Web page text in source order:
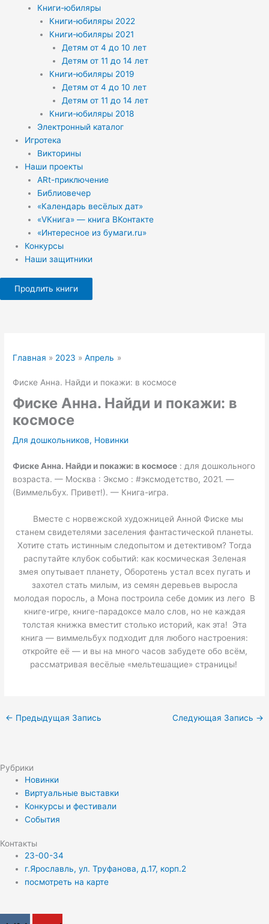
Книги-юбиляры
Книги-юбиляры 2022
Книги-юбиляры 2021
Детям от 4 до 10 лет
Детям от 11 до 14 лет
Книги-юбиляры 2019
Детям от 4 до 10 лет
Детям от 11 до 14 лет
Книги-юбиляры 2018
Электронный каталог
Игротека
Викторины
Наши проекты
ARt-приключение
Библиовечер
«Календарь весёлых дат»
«VКнига» — книга ВКонтакте
«Интересное из бумаги.ru»
Конкурсы
Наши защитники
Продлить книги
Главная 2023 Апрель
Фиске Анна. Найди и покажи: в космосе
Фиске Анна. Найди и покажи: в
космосе
Для дошкольников, Новинки
Фиске Анна. Найди и покажи: в космосе : для дошкольного
возраста. — Москва : Эксмо : #эксмодетство, 2021. —
(Виммельбух. Привет!). — Книга-игра.
Вместе с норвежской художницей Анной Фиске мы
станем свидетелями заселения фантастической планеты.
Хотите стать истинным следопытом и детективом? Тогда
распутайте клубок событий: как космическая Зеленая
змея опутывает планету, Оборотень устал всех пугать и
захотел стать милым, из семян деревьев выросла
молодая поросль, а Мона построила себе домик из лего В
книге-игре, книге-парадоксе мало слов, но не каждая
толстая книжка вместит столько историй, как эта! Эта
книга — виммельбух подходит для любого настроения:
откройте её — и вы на много часов забудете обо всём,
рассматривая весёлые «мельтешащие» страницы!
← Предыдущая Запись Следующая Запись →
Рубрики
Новинки
Виртуальные выставки
Конкурсы и фестивали
События
Контакты
23-00-34
г.Ярославль, ул. Труфанова, д.17, корп.2
посмотреть на карте